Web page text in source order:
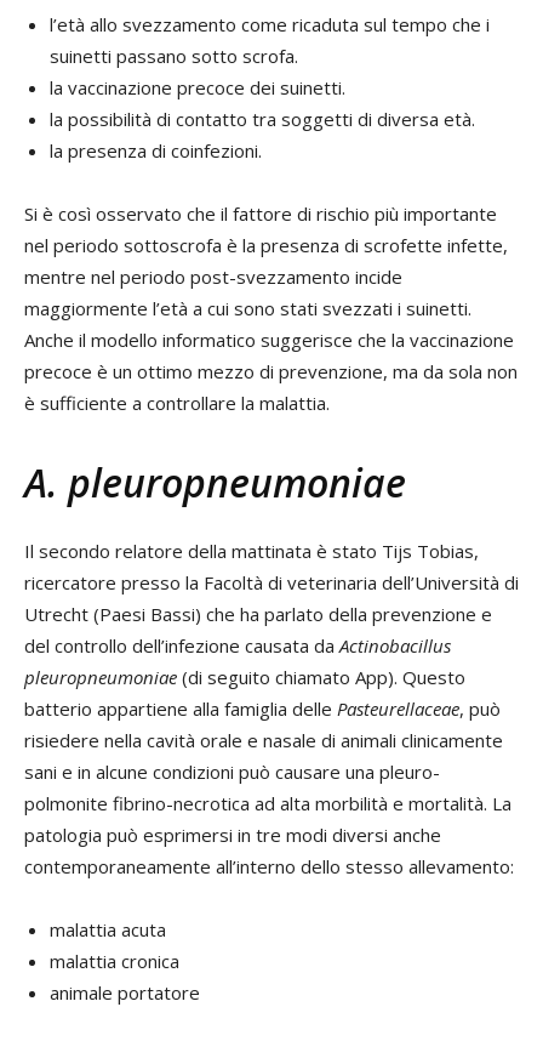
l’età allo svezzamento come ricaduta sul tempo che i
suinetti passano sotto scrofa.
la vaccinazione precoce dei suinetti.
la possibilità di contatto tra soggetti di diversa età.
la presenza di coinfezioni.
Si è così osservato che il fattore di rischio più importante
nel periodo sottoscrofa è la presenza di scrofette infette,
mentre nel periodo post-svezzamento incide
maggiormente l’età a cui sono stati svezzati i suinetti.
Anche il modello informatico suggerisce che la vaccinazione
precoce è un ottimo mezzo di prevenzione, ma da sola non
è sufficiente a controllare la malattia.
A. pleuropneumoniae
Il secondo relatore della mattinata è stato Tijs Tobias,
ricercatore presso la Facoltà di veterinaria dell’Università di
Utrecht (Paesi Bassi) che ha parlato della prevenzione e
del controllo dell’infezione causata da Actinobacillus
pleuropneumoniae (di seguito chiamato App). Questo
batterio appartiene alla famiglia delle Pasteurellaceae, può
risiedere nella cavità orale e nasale di animali clinicamente
sani e in alcune condizioni può causare una pleuro-
polmonite fibrino-necrotica ad alta morbilità e mortalità. La
patologia può esprimersi in tre modi diversi anche
contemporaneamente all’interno dello stesso allevamento:
malattia acuta
malattia cronica
animale portatore